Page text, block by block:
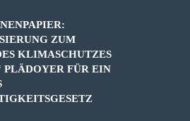
ZUM
KLIMASCHUTZES
PLÄDOYER FÜR EIN